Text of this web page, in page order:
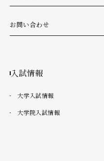
お問い合わせ
外部リンク
入試情報
大学入試情報
大学院入試情報